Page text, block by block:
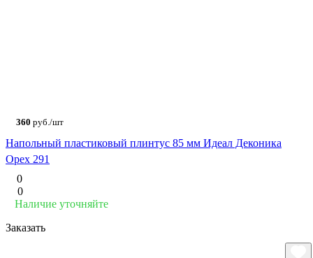
360 руб./шт
Напольный пластиковый плинтус 85 мм Идеал Деконика
Орех 291
0
0
Наличие уточняйте
Заказать